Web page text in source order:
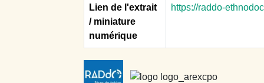
Lien de l'extrait
/ miniature
numérique
https://raddo-